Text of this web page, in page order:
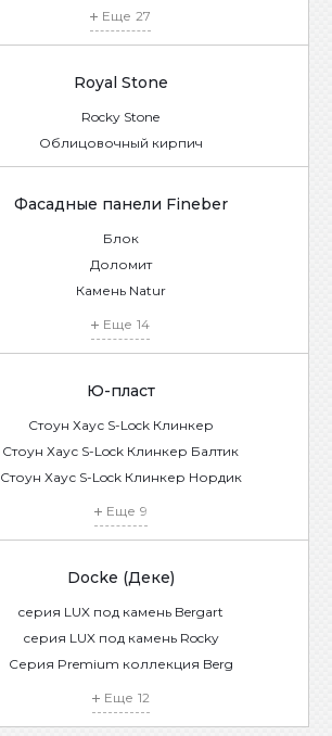
Еще 27
Royal Stone
Rocky Stone
Облицовочный кирпич
Фасадные панели Fineber
Блок
Доломит
Камень Natur
Еще 14
Ю-пласт
Стоун Хаус S-Lock Клинкер
Стоун Хаус S-Lock Клинкер Балтик
Стоун Хаус S-Lock Клинкер Нордик
Еще 9
Docke (Деке)
серия LUX под камень Bergart
серия LUX под камень Rocky
Серия Premium коллекция Berg
Еще 12